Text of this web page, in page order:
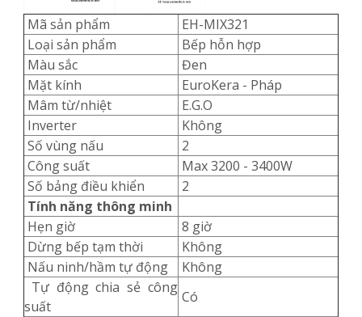
Mã sản phẩm
EH-MIX321
Loại sản phẩm
Bếp hỗn hợp
Màu sắc
Đen
Mặt kính
EuroKera - Pháp
Mâm từ/nhiệt
E.G.O
Inverter
Không
Số vùng nấu
2
Công suất
Max 3200 - 3400W
Số bảng điều khiển
2
Tính năng thông minh
Hẹn giờ
8 giờ
Dừng bếp tạm thời
Không
Nấu ninh/hầm tự động
Không
Tự động chia sẻ công
suất
Có